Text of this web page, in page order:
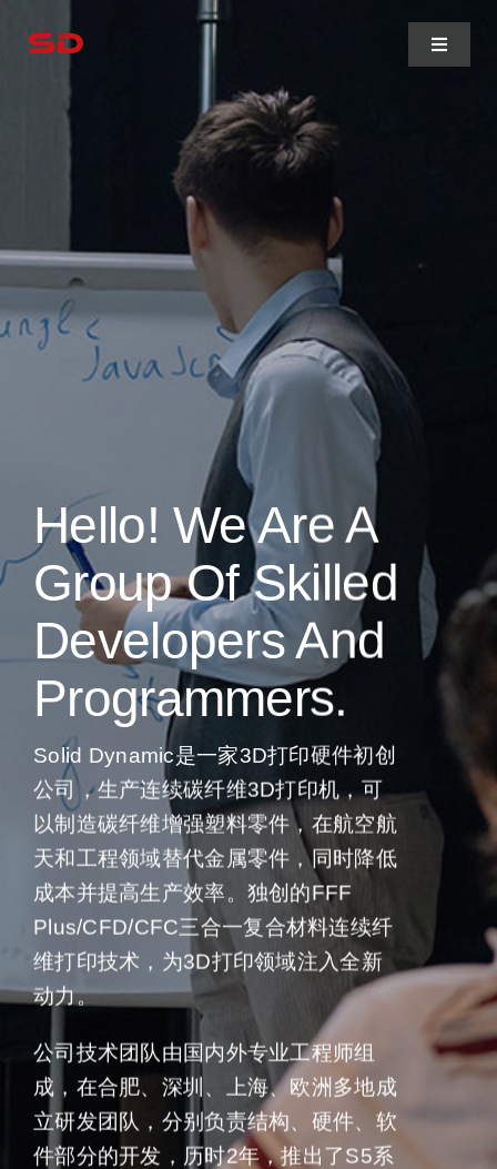
content
切
材料
动态
支持
Hello! We Are A
Group Of Skilled
Developers And
Programmers.
Solid Dynamic是一家3D打印硬件初创
公司，生产连续碳纤维3D打印机，可
以制造碳纤维增强塑料零件，在航空航
天和工程领域替代金属零件，同时降低
成本并提高生产效率。独创的FFF
Plus/CFD/CFC三合一复合材料连续纤
维打印技术，为3D打印领域注入全新
动力。
公司技术团队由国内外专业工程师组
成，在合肥、深圳、上海、欧洲多地成
立研发团队，分别负责结构、硬件、软
件部分的开发，历时2年，推出了S5系